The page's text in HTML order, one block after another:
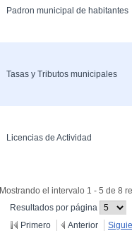
Padron municipal de habitantes
Tasas y Tributos municipales
Licencias de Actividad
Mostrando el intervalo 1 - 5 de 8
Resultados por página
Primero
Anterior